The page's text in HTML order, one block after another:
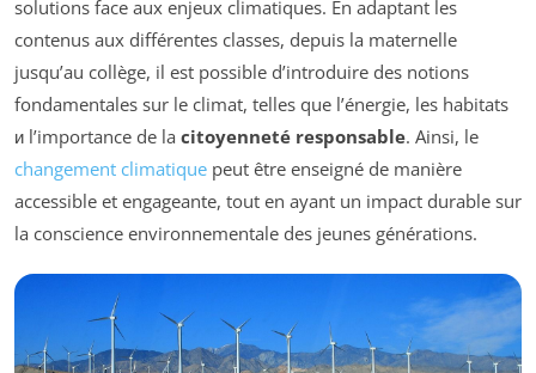
solutions face aux enjeux climatiques. En adaptant les
contenus aux différentes classes, depuis la maternelle
jusqu’au collège, il est possible d’introduire des notions
fondamentales sur le climat, telles que l’énergie, les habitats
и l’importance de la citoyenneté responsable. Ainsi, le
changement climatique peut être enseigné de manière
accessible et engageante, tout en ayant un impact durable sur
la conscience environnementale des jeunes générations.